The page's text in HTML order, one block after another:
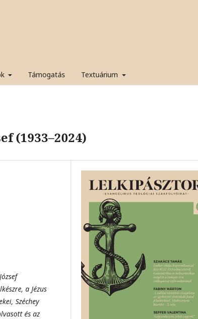
Támogatás Textuárium
(1933–2024)
a Jézus
Széchey
és az